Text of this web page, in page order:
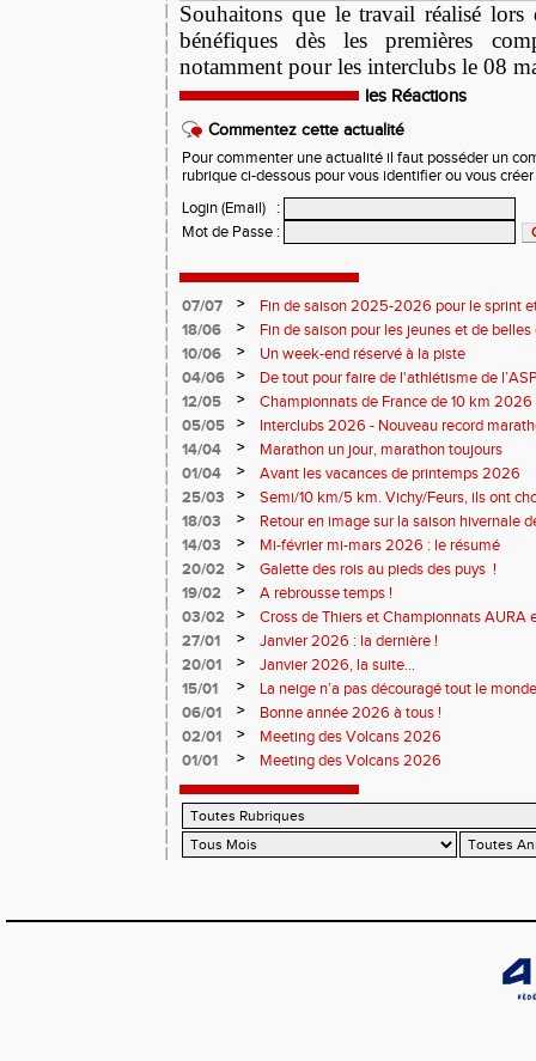
Souhaitons que le travail réalisé lors
bénéfiques dès les premières
notamment pour les interclubs le 08
les Réactions
Commentez cette actualité
Pour commenter une actualité il faut posséder un
rubrique ci-dessous pour vous identifier ou vous
Login (Email)
:
Mot de Passe :
07/07 >
Fin de saison 2025-2026 pour le sprint
18/06
>
Fin de saison pour les jeunes et de
10/06
>
Un week-end réservé à la piste
04/06
>
De tout pour faire de l'athlétisme de
monde souriant
12/05 >
Championnats de France de 10 km
Soirées piste
05/05 >
Interclubs 2026 - Nouveau record
résultats
14/04 >
Marathon un jour, marathon toujours
01/04
>
Avant les vacances de printemps 2026
25/03
>
Semi/10 km/5 km. Vichy/Feurs, ils ont
18/03
>
Retour en image sur la saison hivernale
14/03
>
Mi-février mi-mars 2026 : le résumé
20/02
>
Galette des rois au pieds des puys !
19/02
>
A rebrousse temps !
03/02
>
Cross de Thiers et Championnats AURA
27/01
>
Janvier 2026 : la dernière !
20/01
>
Janvier 2026, la suite...
15/01
>
La neige n’a pas découragé tout le
06/01
>
Bonne année 2026 à tous !
02/01
>
Meeting des Volcans 2026
01/01
> Meeting des Volcans 2026